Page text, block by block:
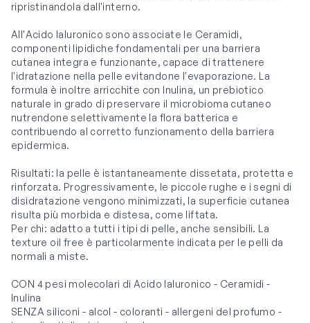
ripristinandola dall'interno.
All'Acido Ialuronico sono associate le Ceramidi,
componenti lipidiche fondamentali per una barriera
cutanea integra e funzionante, capace di trattenere
l'idratazione nella pelle evitandone l'evaporazione. La
formula è inoltre arricchite con Inulina, un prebiotico
naturale in grado di preservare il microbioma cutaneo
nutrendone selettivamente la flora batterica e
contribuendo al corretto funzionamento della barriera
epidermica.
Risultati: la pelle è istantaneamente dissetata, protetta e
rinforzata. Progressivamente, le piccole rughe e i segni di
disidratazione vengono minimizzati, la superficie cutanea
risulta più morbida e distesa, come liftata.
Per chi: adatto a tutti i tipi di pelle, anche sensibili. La
texture oil free è particolarmente indicata per le pelli da
normali a miste.
CON 4 pesi molecolari di Acido Ialuronico - Ceramidi -
Inulina
SENZA siliconi - alcol - coloranti - allergeni del profumo -